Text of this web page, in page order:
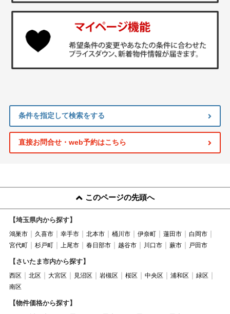
条件を指定して検索をする
直接お問合せ・web予約はこちら
このページの先頭へ
【埼玉県内から探す】
鴻巣市 久喜市 幸手市 北本市 桶川市 伊奈町 蓮田市
白岡市
宮代町
杉戸町 上尾市 春日部市 越谷市 川口市 蕨市 戸田市
【さいたま市内から探す】
西区 北区 大宮区 見沼区 岩槻区 桜区 中央区 浦和区
緑区
南区
【物件価格から探す】